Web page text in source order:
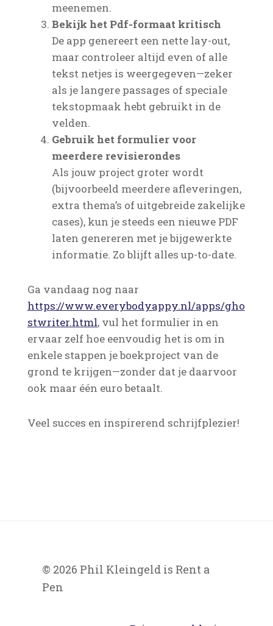
meenemen.
Bekijk het Pdf-formaat kritisch
De app genereert een nette lay-out,
maar controleer altijd even of alle
tekst netjes is weergegeven—zeker
als je langere passages of speciale
tekstopmaak hebt gebruikt in de
velden.
Gebruik het formulier voor
meerdere revisierondes
Als jouw project groter wordt
(bijvoorbeeld meerdere afleveringen,
extra thema’s of uitgebreide zakelijke
cases), kun je steeds een nieuwe PDF
laten genereren met je bijgewerkte
informatie. Zo blijft alles up-to-date.
Ga vandaag nog naar
https://www.everybodyappy.nl/apps/gho
stwriter.html, vul het formulier in en
ervaar zelf hoe eenvoudig het is om in
enkele stappen je boekproject van de
grond te krijgen—zonder dat je daarvoor
ook maar één euro betaalt.
Veel succes en inspirerend schrijfplezier!
© 2026 Phil Kleingeld is Rent a
Pen